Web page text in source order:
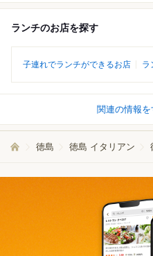
ランチのお店を探す
子連れでランチができるお店 ラ
関連の情報
徳島 徳島 イタリアン